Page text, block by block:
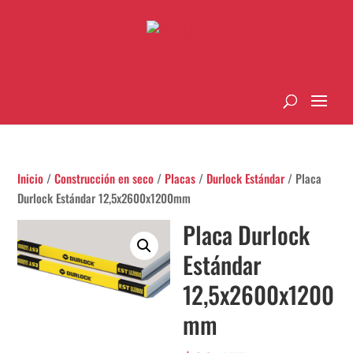
Inicio /Construcción en seco / Placas / Durlock Estándar / Placa
Durlock Estándar 12,5x2600x1200mm
Placa Durlock
Estándar
12,5x2600x1200
mm